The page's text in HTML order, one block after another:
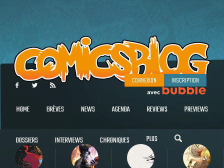
CONNEXION INSCRIPTION
HOME BRÈVES NEWS AGENDA REVIEWS PREVIEWS
DOSSIERS INTERVIEWS CHRONIQUES PLUS